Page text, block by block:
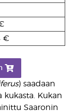
) saadaan
kukasta. Kukan
Saaronin
€